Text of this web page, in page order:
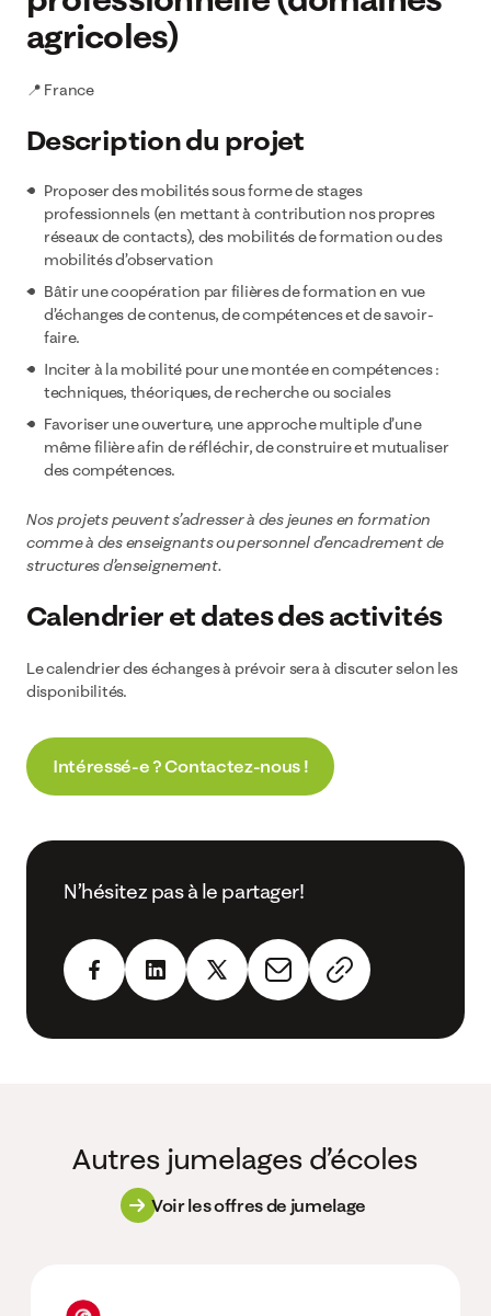
agricoles)
📍 France
Description du projet
Proposer des mobilités sous forme de stages
professionnels (en mettant à contribution nos propres
réseaux de contacts), des mobilités de formation ou des
mobilités d’observation
Bâtir une coopération par filières de formation en vue
d’échanges de contenus, de compétences et de savoir-
faire.
Inciter à la mobilité pour une montée en compétences :
techniques, théoriques, de recherche ou sociales
Favoriser une ouverture, une approche multiple d’une
même filière afin de réfléchir, de construire et mutualiser
des compétences.
Nos projets peuvent s’adresser à des jeunes en formation
comme à des enseignants ou personnel d’encadrement de
structures d’enseignement.
Calendrier et dates des activités
Le calendrier des échanges à prévoir sera à discuter selon les
disponibilités.
Intéressé-e ? Contactez-nous !
N’hésitez pas à le partager!
Autres jumelages d’écoles
Voir les offres de jumelage